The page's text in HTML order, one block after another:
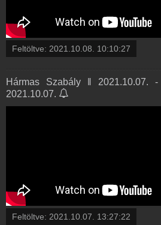
Feltöltve: 2021.10.08. 10:10:27
Hármas Szabály ‖
2021.10.07.
Feltöltve: 2021.10.07. 13:27:22